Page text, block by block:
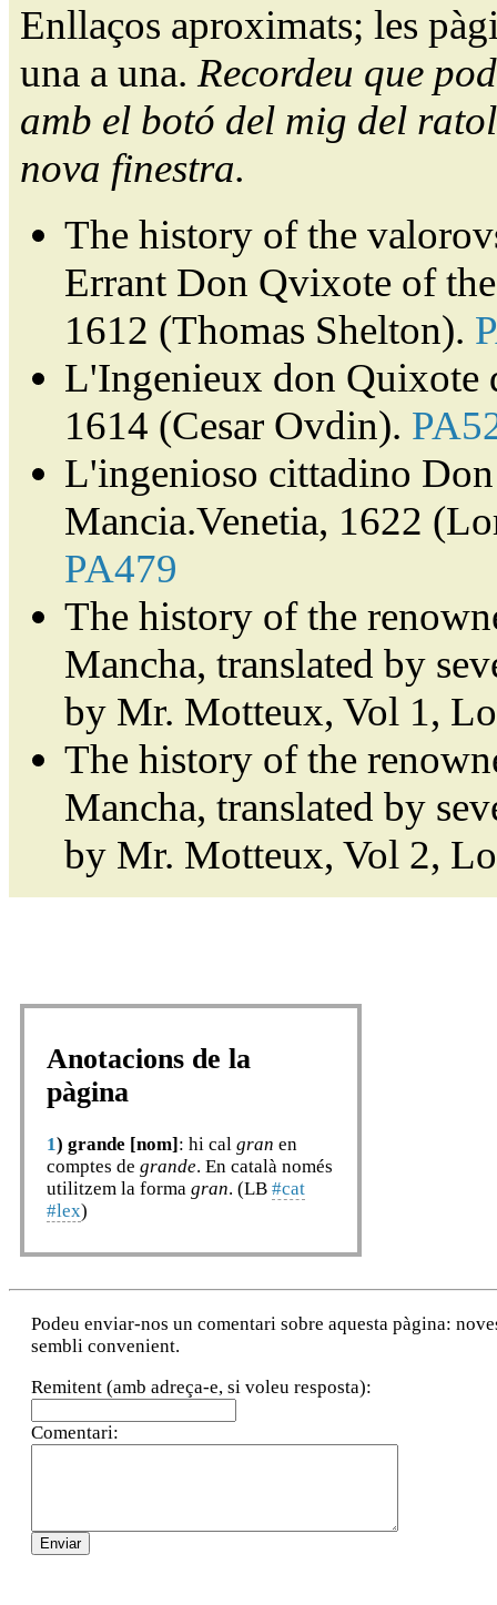
Enllaços aproximats; les
una a una. Recordeu que
amb el botó del mig del
nova finestra.
The history of the
Errant Don Qvixote of
1612 (Thomas Shelton).
L'Ingenieux don Quixote
1614 (Cesar Ovdin).
L'ingenioso cittadino
Mancia.Venetia, 1622
PA479
The history of the
Mancha, translated by
by Mr. Motteux, Vol 1,
The history of the
Mancha, translated by
by Mr. Motteux, Vol 2,
Anotacions de la
pàgina
1) grande [nom]: hi cal gran en
comptes de grande. En català només
utilitzem la forma gran. (LB #cat
#lex)
Podeu enviar-nos un comentari sobre aquesta pàgina:
sembli convenient.
Remitent (amb adreça-e, si voleu resposta):
Comentari: